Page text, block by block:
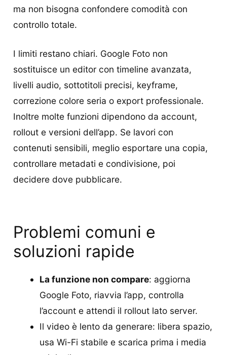
ma non bisogna confondere comodità con
controllo totale.
I limiti restano chiari. Google Foto non
sostituisce un editor con timeline avanzata,
livelli audio, sottotitoli precisi, keyframe,
correzione colore seria o export professionale.
Inoltre molte funzioni dipendono da account,
rollout e versioni dell’app. Se lavori con
contenuti sensibili, meglio esportare una copia,
controllare metadati e condivisione, poi
decidere dove pubblicare.
Problemi comuni e
soluzioni rapide
La funzione non compare: aggiorna
Google Foto, riavvia l’app, controlla
l’account e attendi il rollout lato server.
Il video è lento da generare: libera spazio,
usa Wi-Fi stabile e scarica prima i media